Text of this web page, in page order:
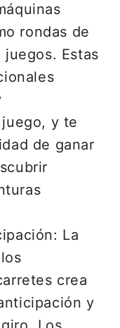
rondas de
Estas
y te
de ganar
La
crea
y